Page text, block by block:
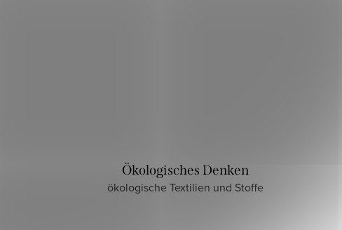
Ökologisches Denken
ökologische Textilien und Stoffe